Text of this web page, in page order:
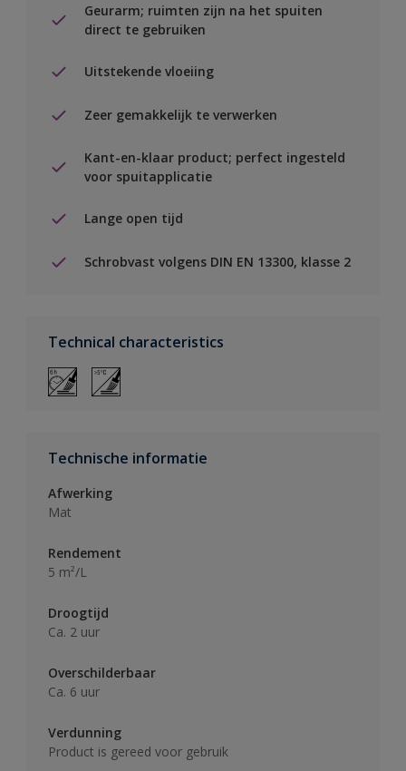
Geurarm; ruimten zijn na het spuiten
direct te gebruiken
Uitstekende vloeiing
Zeer gemakkelijk te verwerken
Kant-en-klaar product; perfect ingesteld
voor spuitapplicatie
Lange open tijd
Schrobvast volgens DIN EN 13300, klasse 2
Technical characteristics
Technische informatie
Afwerking
Mat
Rendement
5 m²/L
Droogtijd
Ca. 2 uur
Overschilderbaar
Ca. 6 uur
Verdunning
Product is gereed voor gebruik